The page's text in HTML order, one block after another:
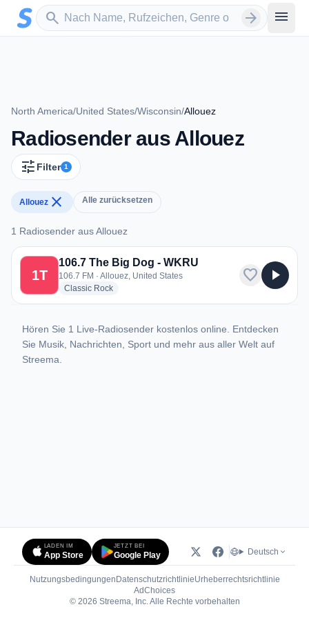
Zum Hauptinhalt springen
search
Sender suchen arrow_forward menu
North America/United States/Wisconsin/Allouez
Radiosender aus Allouez
tune Filter 1
Allouez close Alle zurücksetzen
1 Radiosender aus Allouez
1 Radiosender aus Allouez
1T
106.7 The Big Dog - WKRU
106.7 FM · Allouez, United States
Classic Rockradio stations
favorite play_arrow
Hören Sie 1 Live-Radiosender kostenlos online. Entdecken
Sie Musik, Nachrichten, Sport und mehr aus aller Welt auf
Streema.
LADEN IM
App Store
JETZT BEI
Google Play Deutsch
Nutzungsbedingungen DatenschutzrichtlinieUrheberrechtsrichtlinie
AdChoices(öffnet in neuem Tab)
© 2026 Streema, Inc. Alle Rechte vorbehalten